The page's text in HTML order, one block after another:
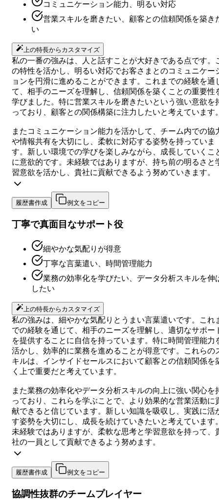
コミュニケーション能力、明るい対応
営業スキルを磨きたい、顧客との信頼関係を築き
い
上の特長からカスタマイズ
私の一番の強みは、人と話すことが大好きである点です。
の特性を活かし、明るい対応でお客さまとのコミュニケー
ョンを円滑に進めることができます。これまでの経験を通
て、相手のニーズを理解し、信頼関係を築くことの重要性
学びました。特に営業スキルを磨きたいという強い意欲を
っており、顧客との関係構築に注力したいと考えています
またコミュニケーション能力を活かして、チーム内での協
や情報共有を大切にし、柔軟に対応する姿勢を持っていま
す。新しい環境での学びを楽しみながら、成長していくこ
に意欲的です。未経験ではありますが、持ち前の明るさと
習意欲を活かし、貴社に貢献できるよう努めていきます。
履歴書作成 例文をコピー
丁寧で真面目なサポート役
細やかな気配りが得意
丁寧な言葉遣い、時間管理能力
業務の効率化を学びたい、データ分析スキルを伸
したい
上の特長からカスタマイズ
私の強みは、細やかな気配りとうまい言葉遣いです。これ
での経験を通じて、相手のニーズを理解し、適切なサポー
を提供することに自信を持っています。特に時間管理能力
活かし、効率的に業務を進めることが得意です。これらの
キルは、インサイドセールスにおいて顧客との信頼関係を
く上で重要だと考えています。
また業務の効率化やデータ分析スキルの向上に強い関心を
っており、これらを学ぶことで、より効果的な営業活動に
献できると信じています。新しい知識を吸収し、実践に活
す姿勢を大切にし、成長を続けていきたいと考えています
未経験ではありますが、柔軟な思考と学習意欲を持って、
社の一員として貢献できるよう努めます。
履歴書作成 例文をコピー
協調性抜群のチームプレイヤー